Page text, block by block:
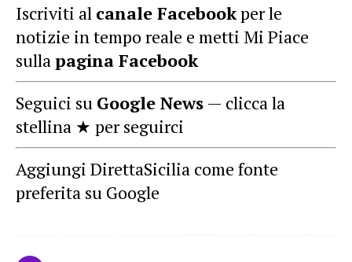
Iscriviti al canale Facebookper le
notizie in tempo reale e metti Mi Piace
sullapagina Facebook
Seguici su Google News — clicca la
stellina ★ per seguirci
Aggiungi DirettaSicilia come fonte
preferita su Google